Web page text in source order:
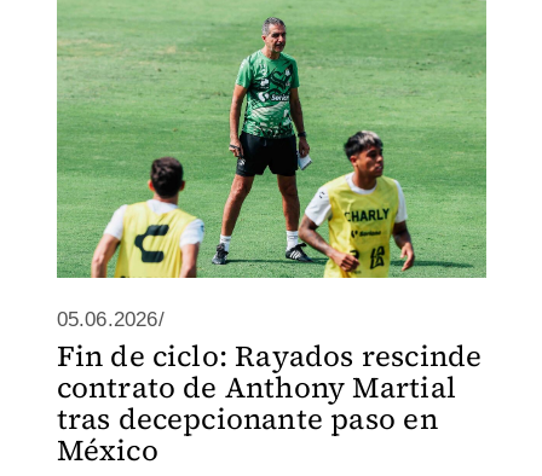
05.06.2026/
Fin de ciclo: Rayados rescinde
contrato de Anthony Martial
tras decepcionante paso en
México